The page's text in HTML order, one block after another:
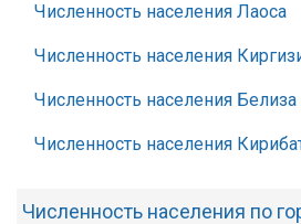
Численность населения Лаоса
Численность населения
Численность населения Белиза
Численность населения
Численность населения по